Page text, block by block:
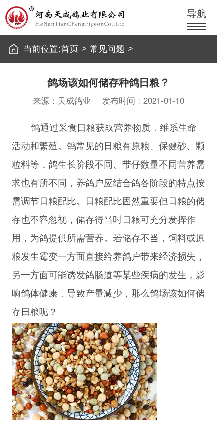
导航
当前位置:首页 > 常见问题 >
鸽场该如何储存种鸽日粮？
来源：天成鸽业 发布时间：2021-01-10
鸽通过采食日粮获取营养物质，维系生命
活动和繁殖。鸽常见的日粮有原粮、保健砂、颗
粒料等，鸽生长阶段不同、带仔数量不同营养需
求也有所不同，养鸽户应结合鸽各阶段的特点按
需调节日粮配比。日粮配比固然重要但日粮的储
存也不容忽视，储存得当时日粮可充分发挥作
用，为鸽提供所需营养。若储存不当，饲料或原
粮发生霉变一方面直接给养鸽户带来经济损失，
另一方面可能诱发鸽肠道等某些疾病的发生，影
响鸽体健康，导致产量减少，那么鸽场该如何储
存日粮呢？